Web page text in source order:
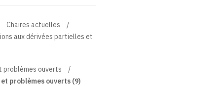
Chaires actuelles
aux dérivées partielles et
problèmes ouverts
problèmes ouverts (9)